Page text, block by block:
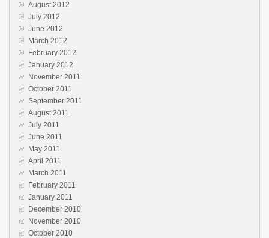
August 2012
July 2012
June 2012
March 2012
February 2012
January 2012
November 2011
October 2011
September 2011
August 2011
July 2011
June 2011
May 2011
April 2011
March 2011
February 2011
January 2011
December 2010
November 2010
October 2010